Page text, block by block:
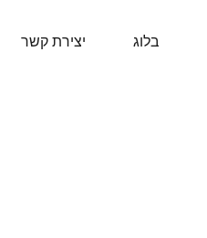
בלוג יצירת קשר